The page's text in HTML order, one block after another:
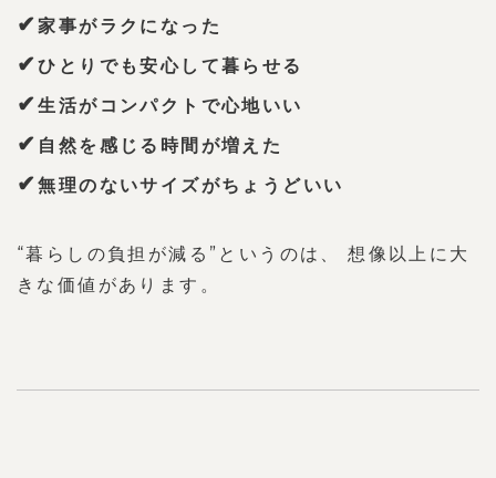
✔家事がラクになった
✔ひとりでも安心して暮らせる
✔生活がコンパクトで心地いい
✔ 自然を感じる時間が増えた
✔無理のないサイズがちょうどいい
“暮らしの負担が減る”というのは、 想像以上に大
きな価値があります。